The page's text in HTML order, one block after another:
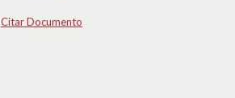
Citar Documento